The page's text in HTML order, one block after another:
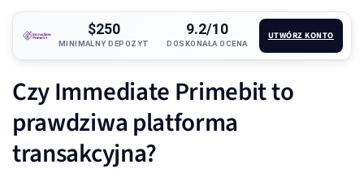
$250
MINIMALNY DEPOZYT
9.2/10
DOSKONAŁA OCENA
UTWÓRZ KONTO
Czy Immediate Primebit to
prawdziwa platforma
transakcyjna?